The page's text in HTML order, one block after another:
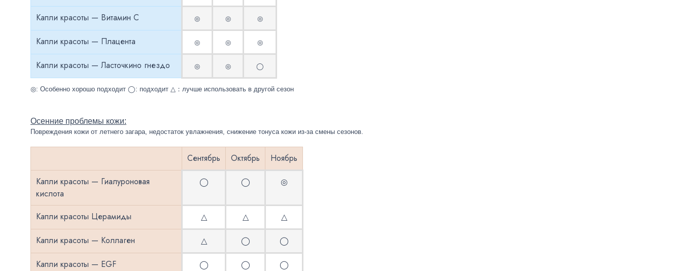
Капли красоты — Витамин С ◎ ◎ ◎
Капли красоты — Плацента ◎ ◎ ◎
Капли красоты — Ласточкино гнездо ◎ ◎ ◯
◎: Особенно хорошо подходит ◯: подходит △：лучше использовать в другой сезон
Осенние проблемы кожи:
Повреждения кожи от летнего загара, недостаток увлажнения, снижение тонуса кожи из-за смены сезонов.
Сентябрь Октябрь
Ноябрь
Капли красоты — Гиалуроновая
кислота
◯ ◯ ◎
Капли красоты Церамиды △ △
△
Капли красоты — Коллаген
△ ◯
◯
Капли красоты — EGF
◯ ◯
◯